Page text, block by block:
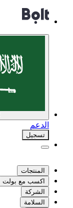
الدعم
تسجيل
المنتجات
اكسب مع بولت
الشركة
السلامة